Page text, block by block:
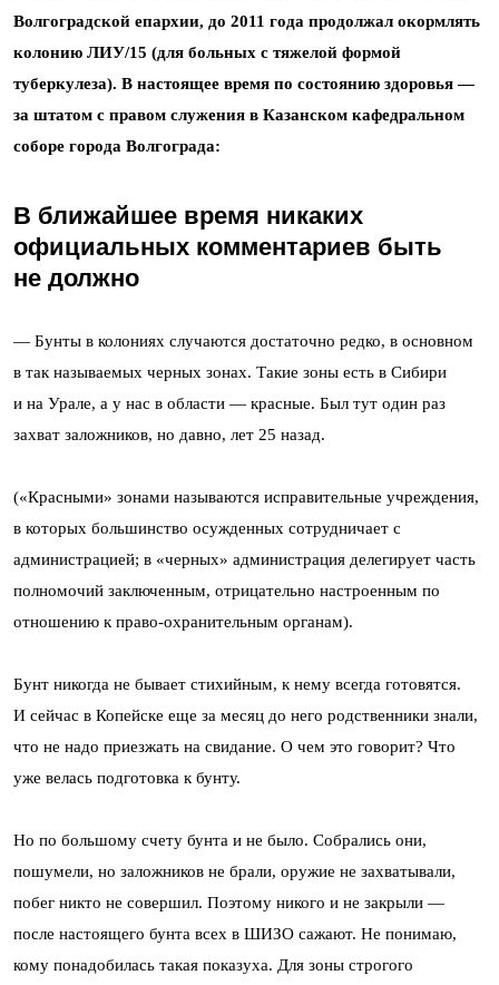
Волгоградской епархии, до 2011 года продолжал окормлять
колонию ЛИУ/15 (для больных с тяжелой формой
туберкулеза). В настоящее время по состоянию здоровья —
за штатом с правом служения в Казанском кафедральном
соборе города Волгограда:
В ближайшее время никаких
официальных комментариев быть
не должно
— Бунты в колониях случаются достаточно редко, в основном
в так называемых черных зонах. Такие зоны есть в Сибири
и на Урале, а у нас в области — красные. Был тут один раз
захват заложников, но давно, лет 25 назад.
(«Красными» зонами называются исправительные учреждения,
в которых большинство осужденных сотрудничает с
администрацией; в «черных» администрация делегирует часть
полномочий заключенным, отрицательно настроенным по
отношению к право-охранительным органам).
Бунт никогда не бывает стихийным, к нему всегда готовятся.
И сейчас в Копейске еще за месяц до него родственники знали,
что не надо приезжать на свидание. О чем это говорит? Что
уже велась подготовка к бунту.
Но по большому счету бунта и не было. Собрались они,
пошумели, но заложников не брали, оружие не захватывали,
побег никто не совершил. Поэтому никого и не закрыли —
после настоящего бунта всех в ШИЗО сажают. Не понимаю,
кому понадобилась такая показуха. Для зоны строгого